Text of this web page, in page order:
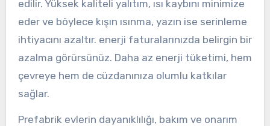
edilir. Yüksek kaliteli yalıtım, ısı kaybını minimize
eder ve böylece kışın ısınma, yazın ise serinleme
ihtiyacını azaltır. enerji faturalarınızda belirgin bir
azalma görürsünüz. Daha az enerji tüketimi, hem
çevreye hem de cüzdanınıza olumlu katkılar
sağlar.
Prefabrik evlerin dayanıklılığı, bakım ve onarım